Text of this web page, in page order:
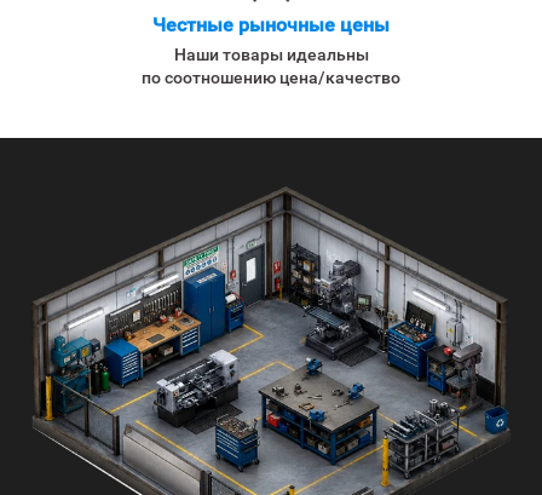
Честные рыночные цены
Наши товары идеальны
по соотношению цена/качество